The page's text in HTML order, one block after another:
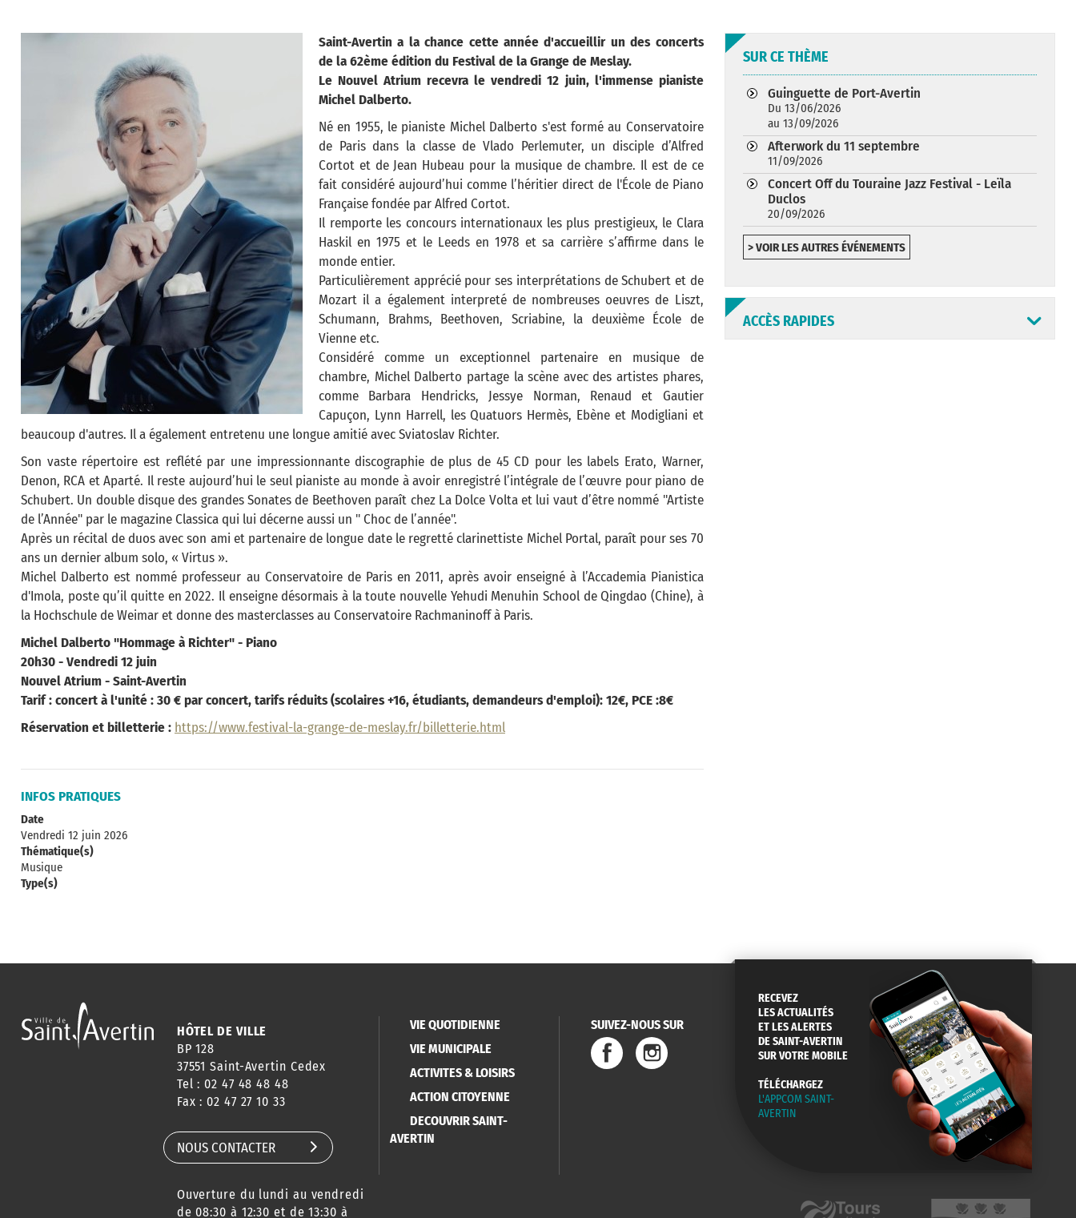
Saint-Avertin a la chance cette année d'accueillir un des concerts
de la 62ème édition du Festival de la Grange de Meslay.
Le Nouvel Atrium recevra le vendredi 12 juin, l'immense pianiste
Michel Dalberto.
Né en 1955, le pianiste Michel Dalberto s'est formé au Conservatoire
de Paris dans la classe de Vlado Perlemuter, un disciple d’Alfred
Cortot et de Jean Hubeau pour la musique de chambre. Il est de ce
fait considéré aujourd’hui comme l’héritier direct de l'École de Piano
Française fondée par Alfred Cortot.
Il remporte les concours internationaux les plus prestigieux, le Clara
Haskil en 1975 et le Leeds en 1978 et sa carrière s’affirme dans le
monde entier.
Particulièrement apprécié pour ses interprétations de Schubert et de
Mozart il a également interpreté de nombreuses oeuvres de Liszt,
Schumann, Brahms, Beethoven, Scriabine, la deuxième École de
Vienne etc.
Considéré comme un exceptionnel partenaire en musique de
chambre, Michel Dalberto partage la scène avec des artistes phares,
comme Barbara Hendricks, Jessye Norman, Renaud et Gautier
Capuçon, Lynn Harrell, les Quatuors Hermès, Ebène et Modigliani et
beaucoup d'autres. Il a également entretenu une longue amitié avec Sviatoslav Richter.
Son vaste répertoire est reflété par une impressionnante discographie de plus de 45 CD pour les labels Erato, Warner,
Denon, RCA et Aparté. Il reste aujourd’hui le seul pianiste au monde à avoir enregistré l’intégrale de l’œuvre pour piano de
Schubert. Un double disque des grandes Sonates de Beethoven paraît chez La Dolce Volta et lui vaut d’être nommé "Artiste
de l’Année" par le magazine Classica qui lui décerne aussi un " Choc de l’année".
Après un récital de duos avec son ami et partenaire de longue date le regretté clarinettiste Michel Portal, paraît pour ses 70
ans un dernier album solo, « Virtus ».
Michel Dalberto est nommé professeur au Conservatoire de Paris en 2011, après avoir enseigné à l’Accademia Pianistica
d'Imola, poste qu’il quitte en 2022. Il enseigne désormais à la toute nouvelle Yehudi Menuhin School de Qingdao (Chine), à
la Hochschule de Weimar et donne des masterclasses au Conservatoire Rachmaninoff à Paris.
Michel Dalberto "Hommage à Richter" - Piano
20h30 - Vendredi 12 juin
Nouvel Atrium - Saint-Avertin
Tarif : concert à l'unité : 30 € par concert, tarifs réduits (scolaires +16, étudiants, demandeurs d'emploi): 12€, PCE :8€
Réservation et billetterie : https://www.festival-la-grange-de-meslay.fr/billetterie.html
INFOS PRATIQUES
Date
Vendredi 12 juin 2026
Thématique(s)
Musique
Type(s)
SUR CE THÈME
Guinguette de Port-Avertin
Du 13/06/2026
au 13/09/2026
Afterwork du 11 septembre
11/09/2026
Concert Off du Touraine Jazz Festival - Leïla
Duclos
20/09/2026
> VOIR LES AUTRES ÉVÉNEMENTS
ACCÈS RAPIDES
HÔTEL DE VILLE
BP 128
37551 Saint-Avertin Cedex
Tel : 02 47 48 48 48
Fax : 02 47 27 10 33
NOUS CONTACTER
Ouverture du lundi au vendredi
de 08:30 à 12:30 et de 13:30 à
VIE QUOTIDIENNE
VIE MUNICIPALE
ACTIVITES & LOISIRS
ACTION CITOYENNE
DECOUVRIR SAINT-
AVERTIN
SUIVEZ-NOUS SUR
RECEVEZ
LES ACTUALITÉS
ET LES ALERTES
DE SAINT-AVERTIN
SUR VOTRE MOBILE
TÉLÉCHARGEZ
L'APPCOM SAINT-
AVERTIN